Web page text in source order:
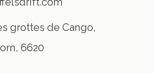
grottes de Cango,
6620